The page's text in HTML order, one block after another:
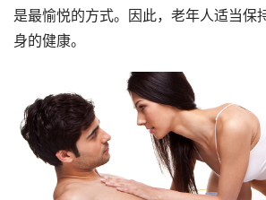
是最愉悦的方式。因此，老年人适当保
身的健康。